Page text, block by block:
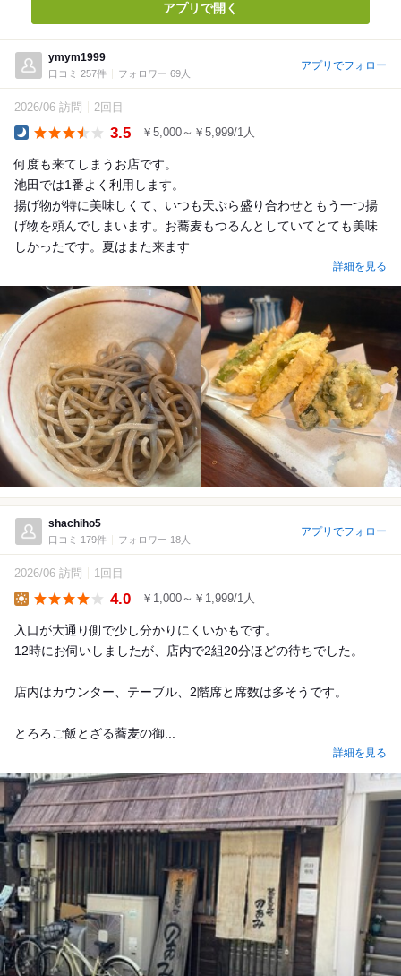
アプリで開く
ymym1999
口コミ 257件 フォロワー 69人
アプリでフォロー
2026/06 訪問 2回目
3.5 ￥5,000～￥5,999/1人
何度も来てしまうお店です。
池田では1番よく利用します。
揚げ物が特に美味しくて、いつも天ぷら盛り合わせともう一つ揚
げ物を頼んでしまいます。お蕎麦もつるんとしていてとても美味
しかったです。夏はまた来ます
詳細を見る
shachiho5
口コミ 179件 フォロワー 18人
アプリでフォロー
2026/06 訪問 1回目
4.0 ￥1,000～￥1,999/1人
入口が大通り側で少し分かりにくいかもです。
12時にお伺いしましたが、店内で2組20分ほどの待ちでした。
店内はカウンター、テーブル、2階席と席数は多そうです。
とろろご飯とざる蕎麦の御...
詳細を見る